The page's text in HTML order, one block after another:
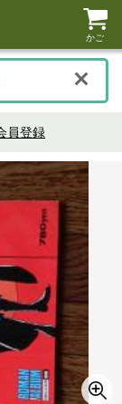
かご
員登録